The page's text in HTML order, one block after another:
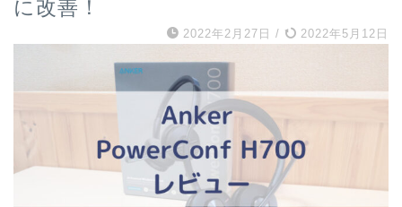
に改善！
2022年2月27日 / 2022年5月12日